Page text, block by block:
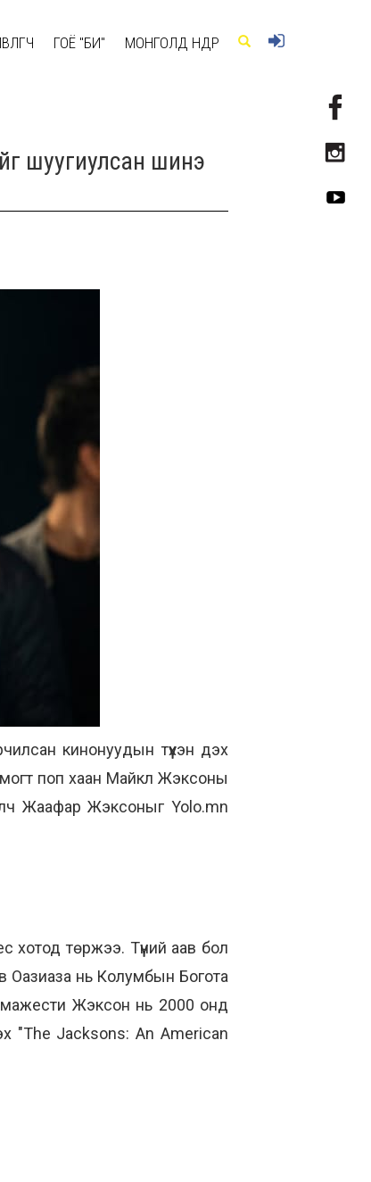
ГОЁ "БИ" МОНГОЛД ӨНӨӨДӨР
шуугиулсан шинэ
кинонуудын түүхэн дэх
поп хаан Майкл Жэксоны
Жаафар Жэксоныг Yolo.mn
төржээ. Түүний аав бол
Оазиаза нь Колумбын Богота
Жэксон нь 2000 онд
"The Jacksons: An American